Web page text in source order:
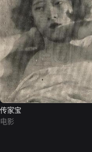
传家宝
电影